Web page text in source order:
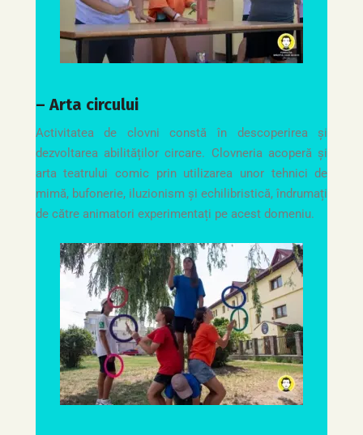
– Arta circului
Activitatea de clovni constă în descoperirea și
dezvoltarea abilităților circare. Clovneria acoperă și
arta teatrului comic prin utilizarea unor tehnici de
mimă, bufonerie, iluzionism și echilibristică, îndrumați
de către animatori experimentați pe acest domeniu.